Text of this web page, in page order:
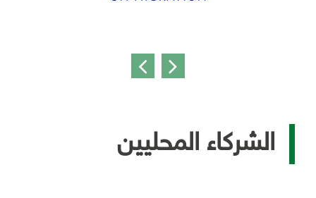
الشركاء المحليين